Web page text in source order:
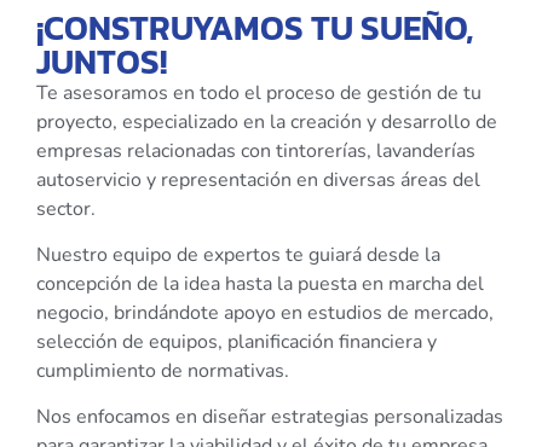
¡CONSTRUYAMOS TU SUEÑO,
JUNTOS!
Te asesoramos en todo el proceso de gestión de tu
proyecto, especializado en la creación y desarrollo de
empresas relacionadas con tintorerías, lavanderías
autoservicio y representación en diversas áreas del
sector.
Nuestro equipo de expertos te guiará desde la
concepción de la idea hasta la puesta en marcha del
negocio, brindándote apoyo en estudios de mercado,
selección de equipos, planificación financiera y
cumplimiento de normativas.
Nos enfocamos en diseñar estrategias personalizadas